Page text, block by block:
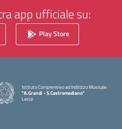
app ufficiale su:
Play Store
Istituto Comprensivo ad Indirizzo Musicale
"A.Grandi - S.Castromediano"
Lecce